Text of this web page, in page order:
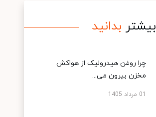
بیشتر بدانید
چرا روغن هیدرولیک از هواکش
مخزن بیرون می...
01 مرداد 1405